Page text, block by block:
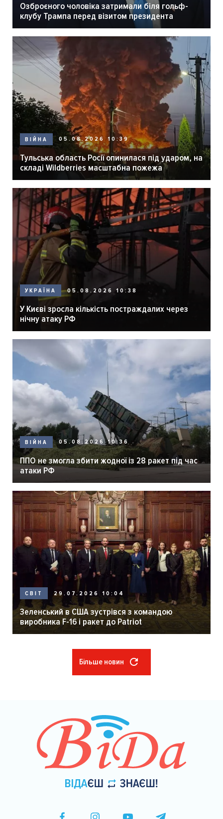
Озброєного чоловіка затримали біля гольф-
клубу Трампа перед візитом президента
ВІЙНА 05.08.2026 10:39
Тульська область Росії опинилася під ударом, на
складі Wildberries масштабна пожежа
УКРАЇНА 05.08.2026 10:38
У Києві зросла кількість постраждалих через
нічну атаку РФ
ВІЙНА 05.08.2026 10:36
ППО не змогла збити жодної із 28 ракет під час
атаки РФ
СВІТ 29.07.2026 10:04
Зеленський в США зустрівся з командою
виробника F-16 і ракет до Patriot
Більше новин